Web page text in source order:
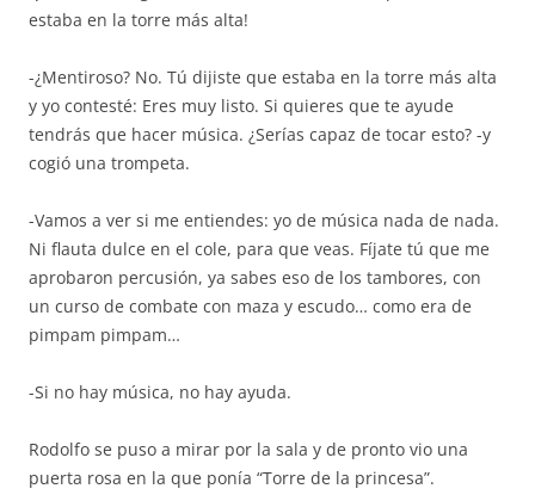
estaba en la torre más alta!
-¿Mentiroso? No. Tú dijiste que estaba en la torre más alta
y yo contesté: Eres muy listo. Si quieres que te ayude
tendrás que hacer música. ¿Serías capaz de tocar esto? -y
cogió una trompeta.
-Vamos a ver si me entiendes: yo de música nada de nada.
Ni flauta dulce en el cole, para que veas. Fíjate tú que me
aprobaron percusión, ya sabes eso de los tambores, con
un curso de combate con maza y escudo… como era de
pimpam pimpam…
-Si no hay música, no hay ayuda.
Rodolfo se puso a mirar por la sala y de pronto vio una
puerta rosa en la que ponía “Torre de la princesa”.